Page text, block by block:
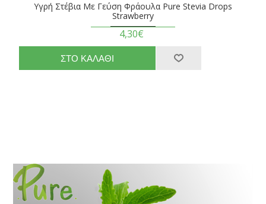
Υγρή Στέβια Με Γεύση Φράουλα Pure Stevia Drops
Strawberry
4,30€